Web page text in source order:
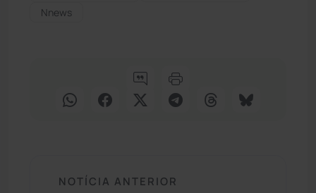
Nnews
NOTÍCIA ANTERIOR